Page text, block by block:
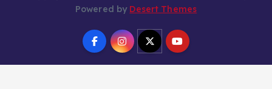
Powered byDesert Themes